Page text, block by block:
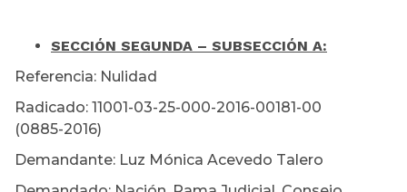
SECCIÓN SEGUNDA – SUBSECCIÓN A:
Referencia: Nulidad
Radicado: 11001-03-25-000-2016-00181-00
(0885-2016)
Demandante: Luz Mónica Acevedo Talero